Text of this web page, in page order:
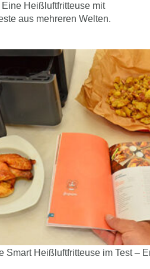
Heißluftfritteuse mit
aus mehreren Welten.
Smart Heißluftfritteuse im Test –